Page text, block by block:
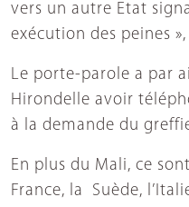
vers un autre Etat
exécution des peines
Le porte-parole a par
Hirondelle avoir
à la demande du
En plus du Mali, ce
France, la Suède,